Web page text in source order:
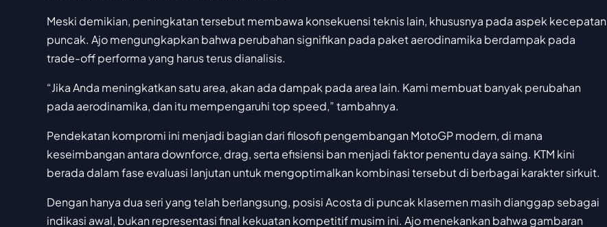
Meski demikian, peningkatan tersebut membawa konsekuensi teknis lain, khususnya pada aspek kecepatan
puncak. Ajo mengungkapkan bahwa perubahan signifikan pada paket aerodinamika berdampak pada
trade-off performa yang harus terus dianalisis.
“Jika Anda meningkatkan satu area, akan ada dampak pada area lain. Kami membuat banyak perubahan
pada aerodinamika, dan itu mempengaruhi top speed,” tambahnya.
Pendekatan kompromi ini menjadi bagian dari filosofi pengembangan MotoGP modern, di mana
keseimbangan antara downforce, drag, serta efisiensi ban menjadi faktor penentu daya saing. KTM kini
berada dalam fase evaluasi lanjutan untuk mengoptimalkan kombinasi tersebut di berbagai karakter sirkuit.
Dengan hanya dua seri yang telah berlangsung, posisi Acosta di puncak klasemen masih dianggap sebagai
indikasi awal, bukan representasi final kekuatan kompetitif musim ini. Ajo menekankan bahwa gambaran